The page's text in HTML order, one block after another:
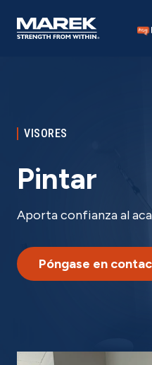
VISORES
Pintar
Aporta confianza al
Póngase en